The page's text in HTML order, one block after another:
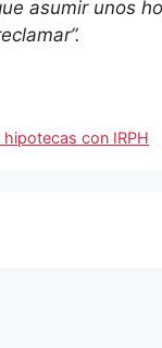
asumir unos
con IRPH